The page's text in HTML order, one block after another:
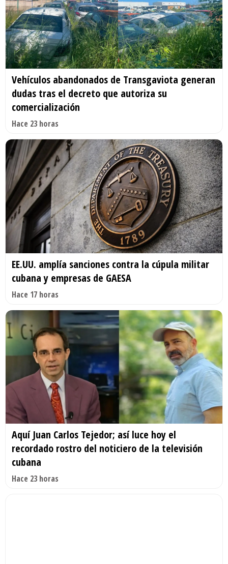
Vehículos abandonados de Transgaviota generan
dudas tras el decreto que autoriza su
comercialización
Hace 23 horas
EE.UU. amplía sanciones contra la cúpula militar
cubana y empresas de GAESA
Hace 17 horas
Aquí Juan Carlos Tejedor; así luce hoy el
recordado rostro del noticiero de la televisión
cubana
Hace 23 horas